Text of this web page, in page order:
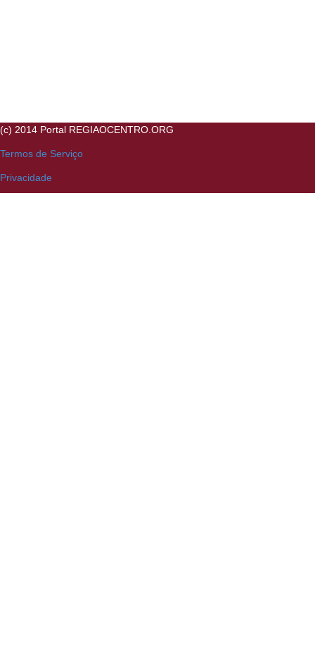
(c) 2014 Portal REGIAOCENTRO.ORG
Termos de Serviço
Privacidade